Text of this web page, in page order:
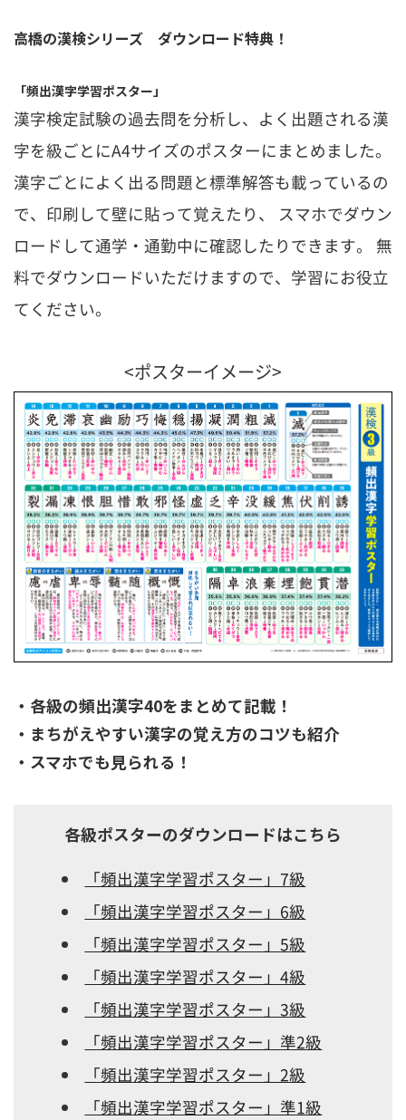
高橋の漢検シリーズ ダウンロード特典！
「頻出漢字学習ポスター」
漢字検定試験の過去問を分析し、よく出題される漢
字を級ごとにA4サイズのポスターにまとめました。
漢字ごとによく出る問題と標準解答も載っているの
で、印刷して壁に貼って覚えたり、
スマホでダウン
ロードして通学・通勤中に確認したりできます。 無
料でダウンロードいただけますので、学習にお役立
てください。
<ポスターイメージ>
・各級の頻出漢字40をまとめて記載！
・まちがえやすい漢字の覚え方のコツも紹介
・スマホでも見られる！
各級ポスターのダウンロードはこちら
「頻出漢字学習ポスター」7級
「頻出漢字学習ポスター」6級
「頻出漢字学習ポスター」5級
「頻出漢字学習ポスター」4級
「頻出漢字学習ポスター」3級
「頻出漢字学習ポスター」準2級
「頻出漢字学習ポスター」2級
「頻出漢字学習ポスター」準1級